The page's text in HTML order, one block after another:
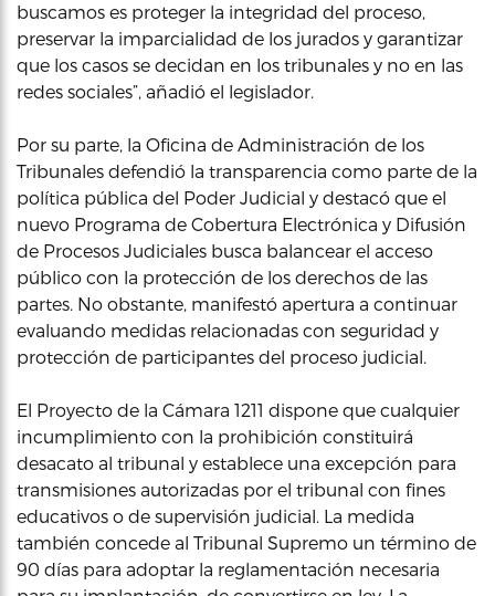
buscamos es proteger la integridad del proceso,
preservar la imparcialidad de los jurados y garantizar
que los casos se decidan en los tribunales y no en las
redes sociales”, añadió el legislador.
Por su parte, la Oficina de Administración de los
Tribunales defendió la transparencia como parte de la
política pública del Poder Judicial y destacó que el
nuevo Programa de Cobertura Electrónica y Difusión
de Procesos Judiciales busca balancear el acceso
público con la protección de los derechos de las
partes. No obstante, manifestó apertura a continuar
evaluando medidas relacionadas con seguridad y
protección de participantes del proceso judicial.
El Proyecto de la Cámara 1211 dispone que cualquier
incumplimiento con la prohibición constituirá
desacato al tribunal y establece una excepción para
transmisiones autorizadas por el tribunal con fines
educativos o de supervisión judicial. La medida
también concede al Tribunal Supremo un término de
90 días para adoptar la reglamentación necesaria